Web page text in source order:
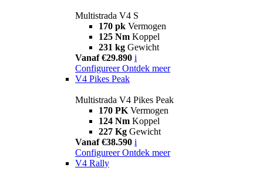
Multistrada V4 S
170 pk Vermogen
125 Nm Koppel
231 kg Gewicht
Vanaf €29.890 i
Configureer Ontdek meer
V4 Pikes Peak
Multistrada V4 Pikes Peak
170 PK Vermogen
124 Nm Koppel
227 Kg Gewicht
Vanaf €38.590 i
Configureer Ontdek meer
V4 Rally